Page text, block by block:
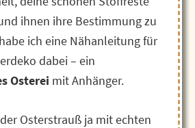
ihnen ihre Bestimmung zu
ich eine Nähanleitung für
dabei – ein
Osterei mit Anhänger.
Osterstrauß ja mit echten